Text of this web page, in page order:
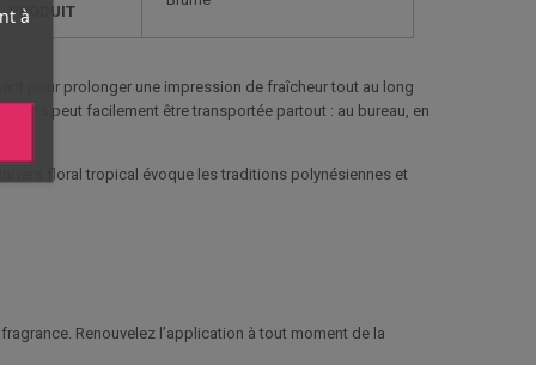
à
PRODUIT
pour prolonger une impression de fraîcheur tout au long
peut facilement être transportée partout : au bureau, en
floral tropical évoque les traditions polynésiennes et
Renouvelez l’application à tout moment de la